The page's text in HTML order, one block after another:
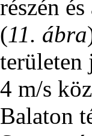
részén
(11. ábra
területen
4 m/s
Balaton